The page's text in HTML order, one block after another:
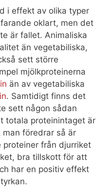
i effekt av olika typer
oklart, men det
är fallet. Animaliska
än vegetabiliska,
sett större
mjölkproteinerna
än av vegetabiliska
. Samtidigt finns det
sett någon sådan
totala proteinintaget är
föredrar så är
från djurriket
bra tillskott för att
har en positiv effekt